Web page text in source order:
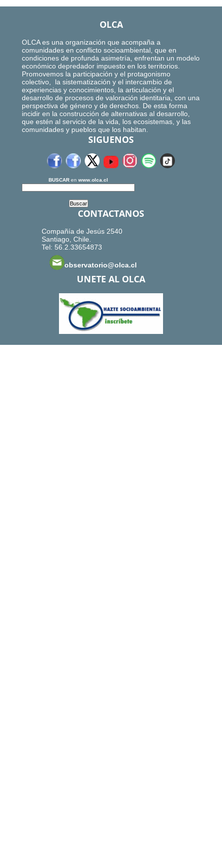
OLCA
OLCA es una organización que acompaña a
comunidades en conflicto socioambiental, que en
condiciones de profunda asimetría, enfrentan un modelo
económico depredador impuesto en los territorios.
Promovemos la participación y el protagonismo
colectivo, la sistematización y el intercambio de
experiencias y conocimientos, la articulación y el
desarrollo de procesos de valoración identitaria, con una
perspectiva de género y de derechos. De esta forma
incidir en la construcción de alternativas al desarrollo,
que estén al servicio de la vida, los ecosistemas, y las
comunidades y pueblos que los habitan.
SIGUENOS
BUSCAR en www.olca.cl
CONTACTANOS
Compañía de Jesús 2540
Santiago, Chile.
Tel: 56.2.33654873
observatorio@olca.cl
UNETE AL OLCA